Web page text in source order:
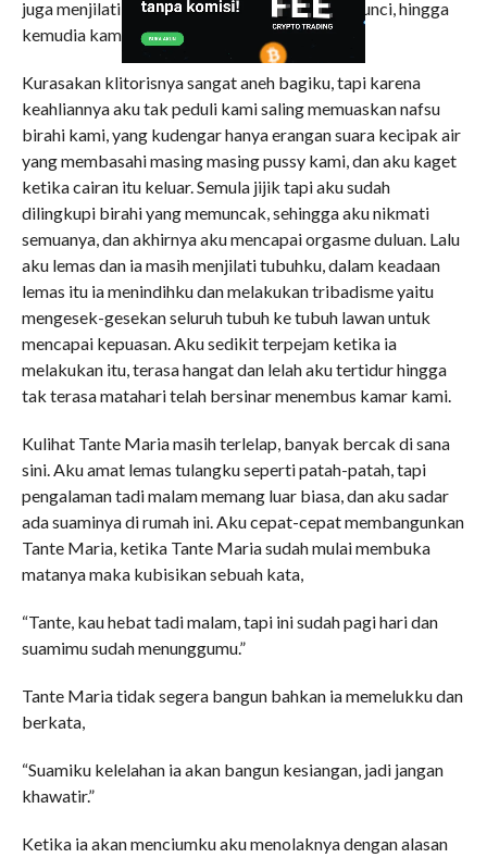
juga menjilati tubuhku. Tubuh kami saling terkunci, hingga
kemudia kami. berada pada posisi 69.
Kurasakan klitorisnya sangat aneh bagiku, tapi karena
keahliannya aku tak peduli kami saling memuaskan nafsu
birahi kami, yang kudengar hanya erangan suara kecipak air
yang membasahi masing masing pussy kami, dan aku kaget
ketika cairan itu keluar. Semula jijik tapi aku sudah
dilingkupi birahi yang memuncak, sehingga aku nikmati
semuanya, dan akhirnya aku mencapai orgasme duluan. Lalu
aku lemas dan ia masih menjilati tubuhku, dalam keadaan
lemas itu ia menindihku dan melakukan tribadisme yaitu
mengesek-gesekan seluruh tubuh ke tubuh lawan untuk
mencapai kepuasan. Aku sedikit terpejam ketika ia
melakukan itu, terasa hangat dan lelah aku tertidur hingga
tak terasa matahari telah bersinar menembus kamar kami.
Kulihat Tante Maria masih terlelap, banyak bercak di sana
sini. Aku amat lemas tulangku seperti patah-patah, tapi
pengalaman tadi malam memang luar biasa, dan aku sadar
ada suaminya di rumah ini. Aku cepat-cepat membangunkan
Tante Maria, ketika Tante Maria sudah mulai membuka
matanya maka kubisikan sebuah kata,
“Tante, kau hebat tadi malam, tapi ini sudah pagi hari dan
suamimu sudah menunggumu.”
Tante Maria tidak segera bangun bahkan ia memelukku dan
berkata,
“Suamiku kelelahan ia akan bangun kesiangan, jadi jangan
khawatir.”
Ketika ia akan menciumku aku menolaknya dengan alasan